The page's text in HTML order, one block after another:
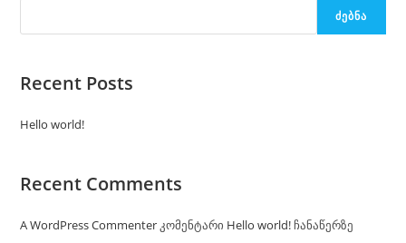
ᲫᲔᲑᲜᲐ
Recent Posts
Hello world!
Recent Comments
A WordPress Commenterკომენტარი Hello world!ჩანაწერზე